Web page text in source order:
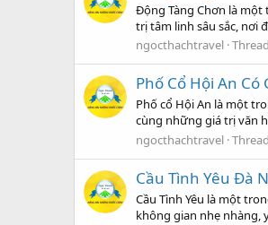
Động Tàng Chơn là
trị tâm linh sâu sắc, nơi
ngocthachtravel Thread
Phố Cổ Hội An
Phố cổ Hội An là một
cùng những giá trị văn
ngocthachtravel Thread
Cầu Tình Yêu Đà
Cầu Tình Yêu là một
không gian nhẹ nhàng,